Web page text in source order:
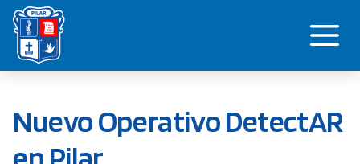
Saltar
contenido
Nuevo Operativo DetectAR